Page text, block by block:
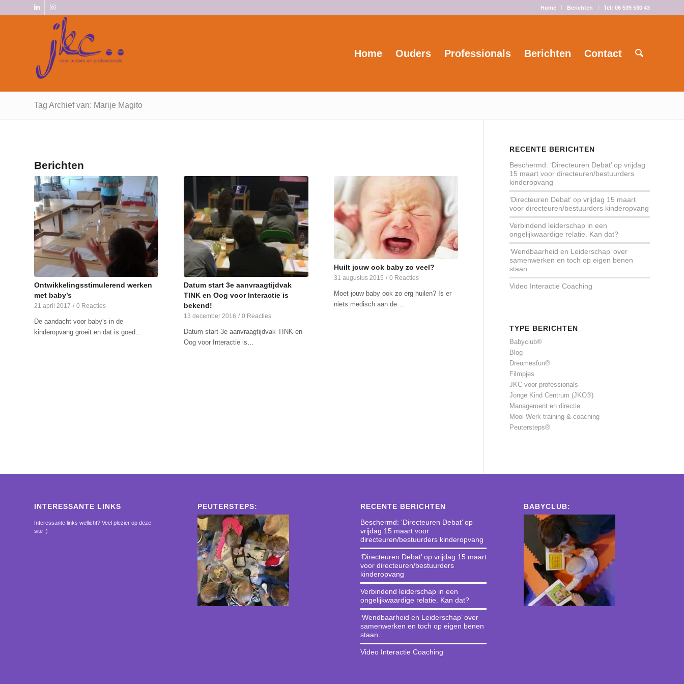
Home Berichten Tel: 06 539 530 43
Home Ouders Professionals Berichten Contact
Tag Archief van: Marije Magito
Berichten
Ontwikkelingsstimulerend werken
met baby’s
21 april 2017 / 0 Reacties
De aandacht voor baby's in de
kinderopvang groeit en dat is goed…
Datum start 3e aanvraagtijdvak
TINK en Oog voor Interactie is
bekend!
13 december 2016 / 0 Reacties
Datum start 3e aanvraagtijdvak TINK en
Oog voor Interactie is…
Huilt jouw ook baby zo veel?
31 augustus 2015 / 0 Reacties
Moet jouw baby ook zo erg huilen? Is er
niets medisch aan de…
RECENTE BERICHTEN
Beschermd: ‘Directeuren Debat’ op vrijdag
15 maart voor directeuren/bestuurders
kinderopvang
‘Directeuren Debat’ op vrijdag 15 maart
voor directeuren/bestuurders kinderopvang
Verbindend leiderschap in een
ongelijkwaardige relatie. Kan dat?
‘Wendbaarheid en Leiderschap’ over
samenwerken en toch op eigen benen
staan…
Video Interactie Coaching
TYPE BERICHTEN
Babyclub®
Blog
Dreumesfun®
Filmpjes
JKC voor professionals
Jonge Kind Centrum (JKC®)
Management en directie
Mooi Werk training & coaching
Peutersteps®
INTERESSANTE LINKS
Interessante links wellicht? Veel plezier op deze
site :)
PEUTERSTEPS:
RECENTE BERICHTEN
Beschermd: ‘Directeuren Debat’ op
vrijdag 15 maart voor
directeuren/bestuurders kinderopvang
‘Directeuren Debat’ op vrijdag 15 maart
voor directeuren/bestuurders
kinderopvang
Verbindend leiderschap in een
ongelijkwaardige relatie. Kan dat?
‘Wendbaarheid en Leiderschap’ over
samenwerken en toch op eigen benen
staan…
Video Interactie Coaching
BABYCLUB: